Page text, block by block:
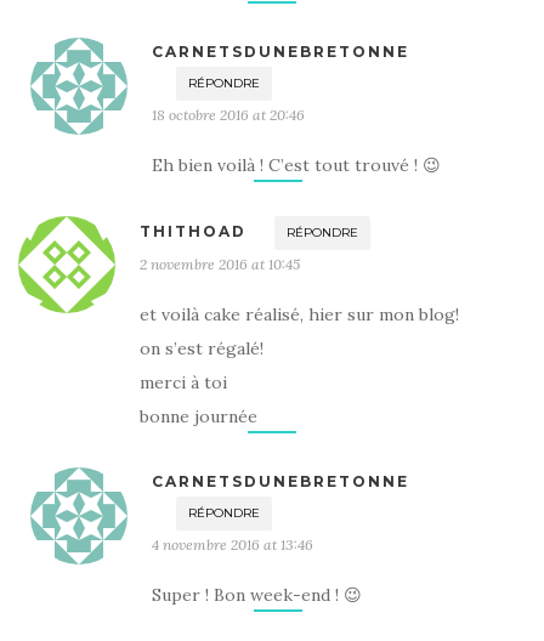
CARNETSDUNEBRETONNE
RÉPONDRE
18 octobre 2016 at 20:46
Eh bien voilà ! C’est tout trouvé ! 😉
THITHOAD RÉPONDRE
2 novembre 2016 at 10:45
et voilà cake réalisé, hier sur mon blog!
on s’est régalé!
merci à toi
bonne journée
CARNETSDUNEBRETONNE
RÉPONDRE
4 novembre 2016 at 13:46
Super ! Bon week-end ! 😉